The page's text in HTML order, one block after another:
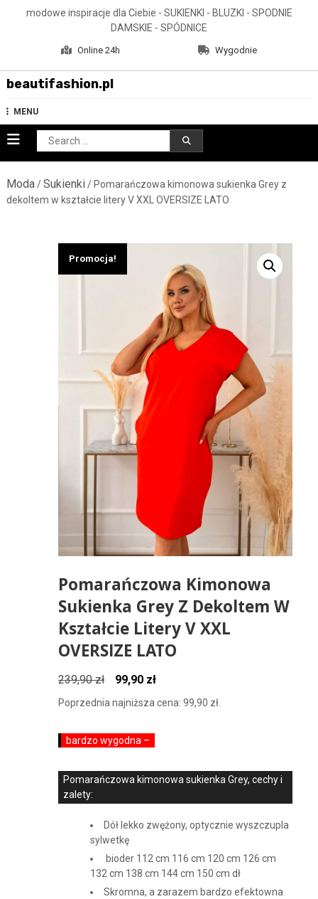
modowe inspiracje dla Ciebie - SUKIENKI - BLUZKI - SPODNIE
DAMSKIE - SPÓDNICE
Online 24h Wygodnie
beautifashion.pl
MENU
Search
for:
Moda/Sukienki/ Pomarańczowa kimonowa sukienka Grey z
dekoltem w kształcie litery V XXL OVERSIZE LATO
Promocja!
Pomarańczowa Kimonowa
Sukienka Grey Z Dekoltem W
Kształcie Litery V XXL
OVERSIZE LATO
239,90zł
Pierwotna
cena
239,90 zł.
99,90 złAktualna
Poprzednia najniższa cena: 99,90 zł.
bardzo wygodna –
Pomarańczowa kimonowa sukienka Grey, cechy i
zalety:
Dół lekko zwężony, optycznie wyszczupla
sylwetkę
bioder 112 cm 116 cm 120 cm 126 cm
132 cm 138 cm 144 cm 150 cm dł
Skromna, a zarazem bardzo efektowna